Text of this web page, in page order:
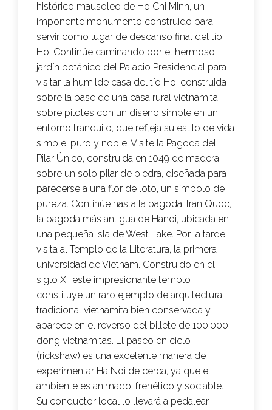
histórico mausoleo de Ho Chi Minh, un
imponente monumento construido para
servir como lugar de descanso final del tío
Ho. Continúe caminando por el hermoso
jardín botánico del Palacio Presidencial para
visitar la humilde casa del tío Ho, construida
sobre la base de una casa rural vietnamita
sobre pilotes con un diseño simple en un
entorno tranquilo, que refleja su estilo de vida
simple, puro y noble. Visite la Pagoda del
Pilar Único, construida en 1049 de madera
sobre un solo pilar de piedra, diseñada para
parecerse a una flor de loto, un símbolo de
pureza. Continúe hasta la pagoda Tran Quoc,
la pagoda más antigua de Hanoi, ubicada en
una pequeña isla de West Lake. Por la tarde,
visita al Templo de la Literatura, la primera
universidad de Vietnam. Construido en el
siglo XI, este impresionante templo
constituye un raro ejemplo de arquitectura
tradicional vietnamita bien conservada y
aparece en el reverso del billete de 100.000
dong vietnamitas. El paseo en ciclo
(rickshaw) es una excelente manera de
experimentar Ha Noi de cerca, ya que el
ambiente es animado, frenético y sociable.
Su conductor local lo llevará a pedalear,